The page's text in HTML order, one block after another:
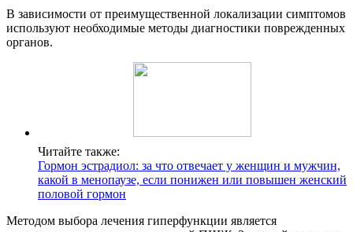
В зависимости от преимущественной локализации симптомов
используют необходимые методы диагностики поврежденных
органов.
Читайте также:
Гормон эстрадиол: за что отвечает у женщин и мужчин,
какой в менопаузе, если понижен или повышен женский
половой гормон
Методом выбора лечения гиперфункции является